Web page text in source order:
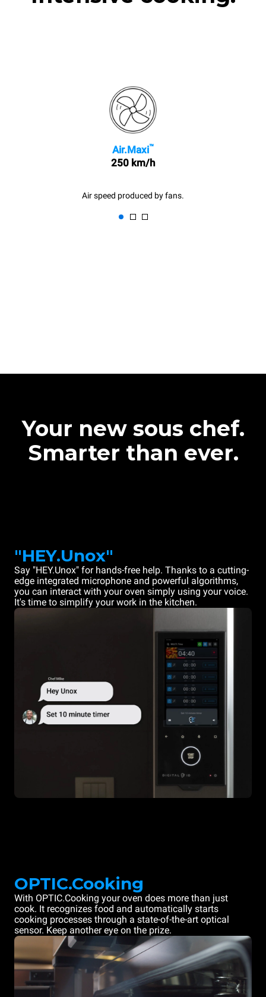
Air.Maxi™
250 km/h
Air speed produced by fans.
Your new sous chef.
Smarter than ever.
"HEY.Unox"
Say "HEY.Unox" for hands-free help. Thanks to a cutting-
edge integrated microphone and powerful algorithms,
you can interact with your oven simply using your voice.
It's time to simplify your work in the kitchen.
OPTIC.Cooking
With OPTIC.Cooking your oven does more than just
cook. It recognizes food and automatically starts
cooking processes through a state-of-the-art optical
sensor. Keep another eye on the prize.